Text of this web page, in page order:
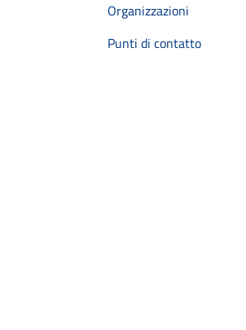
Organizzazioni
Punti di contatto